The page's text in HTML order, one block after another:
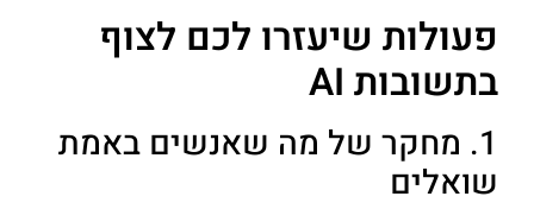
פעולות שיעזרו לכם לצוף
בתשובות AI
1. מחקר של מה שאנשים באמת
שואלים